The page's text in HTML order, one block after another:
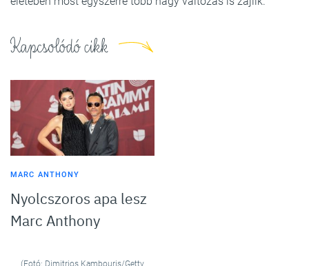
Kapcsolódó cikk
MARC ANTHONY
Nyolcszoros apa lesz
Marc Anthony
(Fotó: Dimitrios Kambouris/Getty